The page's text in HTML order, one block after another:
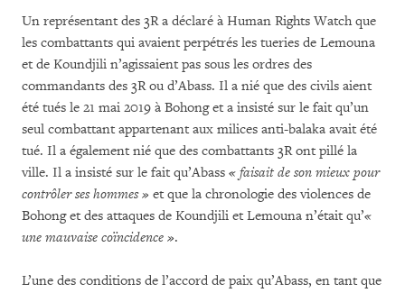
Un représentant des 3R a déclaré à Human Rights Watch que
les combattants qui avaient perpétrés les tueries de Lemouna
et de Koundjili n’agissaient pas sous les ordres des
commandants des 3R ou d’Abass. Il a nié que des civils aient
été tués le 21 mai 2019 à Bohong et a insisté sur le fait qu’un
seul combattant appartenant aux milices anti-balaka avait été
tué. Il a également nié que des combattants 3R ont pillé la
ville. Il a insisté sur le fait qu’Abass « faisait de son mieux pour
contrôler ses hommes » et que la chronologie des violences de
Bohong et des attaques de Koundjili et Lemouna n’était qu’«
une mauvaise coïncidence ».
L’une des conditions de l’accord de paix qu’Abass, en tant que